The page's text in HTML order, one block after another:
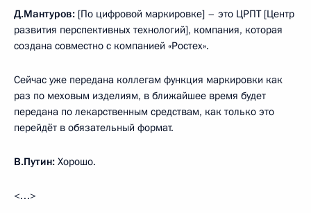
Д.Мантуров: [По цифровой маркировке] – это ЦРПТ [Центр
развития перспективных технологий], компания, которая
создана совместно с компанией «Ростех».
Сейчас уже передана коллегам функция маркировки как
раз по меховым изделиям, в ближайшее время будет
передана по лекарственным средствам, как только это
перейдёт в обязательный формат.
В.Путин: Хорошо.
<…>